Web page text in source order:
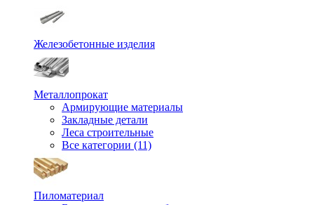
Железобетонные изделия
Металлопрокат
Армирующие материалы
Закладные детали
Леса строительные
Все категории (11)
Пиломатериал